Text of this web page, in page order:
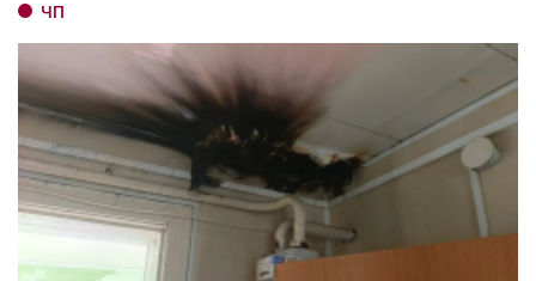
ЧП